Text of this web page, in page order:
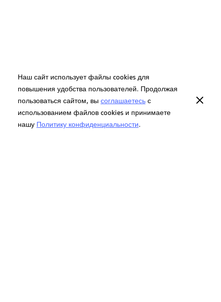
Наш сайт использует файлы cookies для
повышения удобства пользователей. Продолжая
пользоваться сайтом, вы соглашаетесьс
использованием файлов cookies и принимаете
нашу Политику конфиденциальности.